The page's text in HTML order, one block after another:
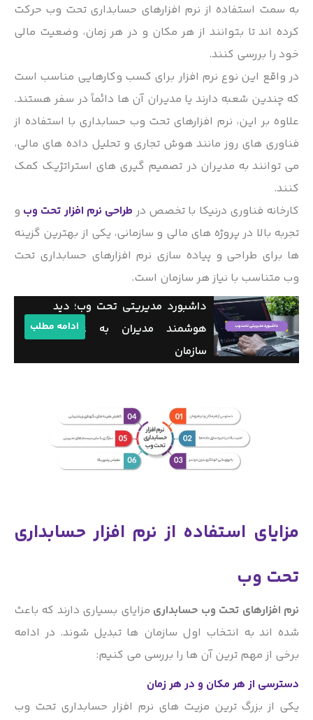
به سمت استفاده از نرم افزارهای حسابداری تحت وب حرکت
کرده اند تا بتوانند از هر مکان و در هر زمان، وضعیت مالی
خود را بررسی کنند.
در واقع این نوع نرم افزار برای کسب وکارهایی مناسب است
که چندین شعبه دارند یا مدیران آن ها دائماً در سفر هستند.
علاوه بر این، نرم افزارهای تحت وب حسابداری با استفاده از
فناوری های روز مانند هوش تجاری و تحلیل داده های مالی،
می توانند به مدیران در تصمیم گیری های استراتژیک کمک
کنند.
کارخانه فناوری درنیکا با تخصص درطراحی نرم افزار تحت وبو
تجربه بالا در پروژه های مالی و سازمانی، یکی از بهترین گزینه
ها برای طراحی و پیاده سازی نرم افزارهای حسابداری تحت
وب متناسب با نیاز هر سازمان است.
داشبورد مدیریتی تحت وب؛ دید
هوشمند مدیران به عملکرد
سازمان
ادامه مطلب
مزایای استفاده از نرم افزار حسابداری
تحت وب
نرم افزارهای تحت وب حسابداریمزایای بسیاری دارند که باعث
شده اند به انتخاب اول سازمان ها تبدیل شوند. در ادامه
برخی از مهم ترین آن ها را بررسی می کنیم:
دسترسی از هر مکان و در هر زمان
یکی از بزرگ ترین مزیت های نرم افزار حسابداری تحت وب